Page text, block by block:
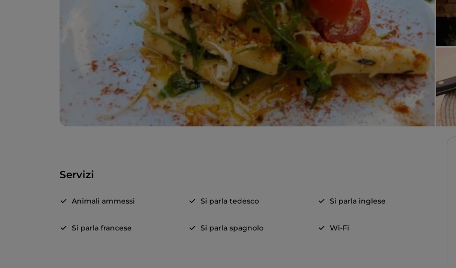
Servizi
Animali ammessi Si parla tedesco Si parla inglese
Si parla francese Si parla spagnolo Wi-Fi